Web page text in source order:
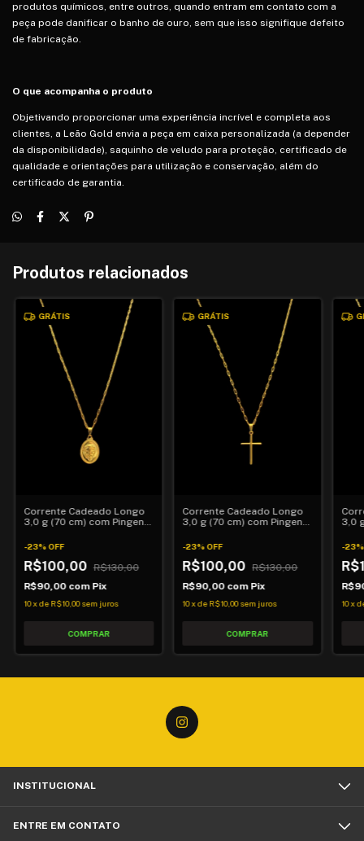
produtos químicos, entre outros, quando entram em contato com a
peça pode danificar o banho de ouro, sem que isso signifique defeito
de fabricação.
O que acompanha o produto
Objetivando proporcionar uma experiência incrível e completa aos
clientes, a Leão Gold envia a peça em caixa personalizada (a depender
da disponibilidade), saquinho de veludo para proteção, certificado de
qualidade e orientações para utilização e conservação, além do
certificado de garantia.
Produtos relacionados
GRÁTIS
Corrente Cadeado Longo
3,0 g (70 cm) com Pingente
-23%OFF
R$100,00 R$130,00
R$90,00 com Pix
10xdeR$10,00 sem juros
GRÁTIS
Corrente Cadeado Longo
3,0 g (70 cm) com Pingente
-23%OFF
R$100,00
R$130,00
R$90,00 com Pix
10xdeR$10,00 sem juros
3,0
-23
10x
INSTITUCIONAL
ENTRE EM CONTATO